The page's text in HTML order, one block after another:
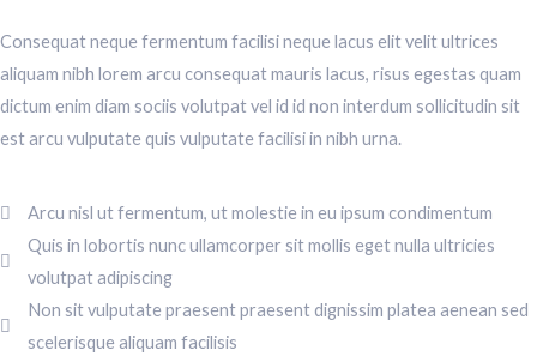
Consequat neque fermentum facilisi neque lacus elit velit ultrices
aliquam nibh lorem arcu consequat mauris lacus, risus egestas quam
dictum enim diam sociis volutpat vel id id non interdum sollicitudin sit
est arcu vulputate quis vulputate facilisi in nibh urna.
Arcu nisl ut fermentum, ut molestie in eu ipsum condimentum
Quis in lobortis nunc ullamcorper sit mollis eget nulla ultricies
volutpat adipiscing
Non sit vulputate praesent praesent dignissim platea aenean sed
scelerisque aliquam facilisis